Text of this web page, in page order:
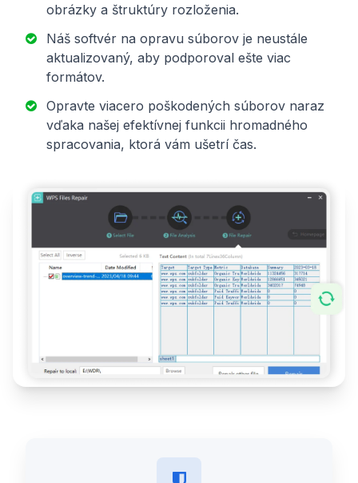
obrázky a štruktúry rozloženia.
Náš softvér na opravu súborov je neustále
aktualizovaný, aby podporoval ešte viac
formátov.
Opravte viacero poškodených súborov naraz
vďaka našej efektívnej funkcii hromadného
spracovania, ktorá vám ušetrí čas.